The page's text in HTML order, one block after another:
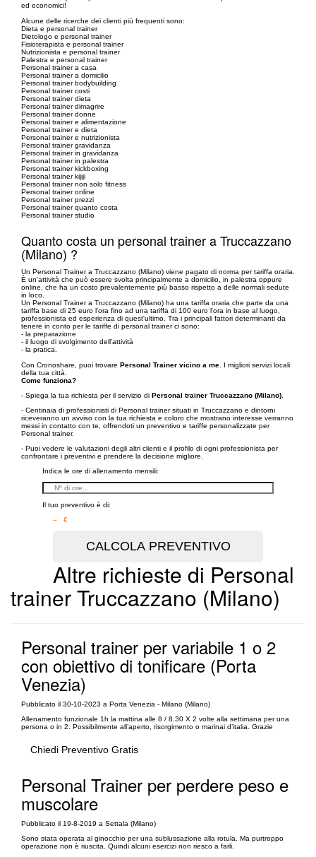
ed economici!
Alcune delle ricerche dei clienti più frequenti sono:
Dieta e personal trainer
Dietologo e personal trainer
Fisioterapista e personal trainer
Nutrizionista e personal trainer
Palestra e personal trainer
Personal trainer a casa
Personal trainer a domicilio
Personal trainer bodybuilding
Personal trainer costi
Personal trainer dieta
Personal trainer dimagrire
Personal trainer donne
Personal trainer e alimentazione
Personal trainer e dieta
Personal trainer e nutrizionista
Personal trainer gravidanza
Personal trainer in gravidanza
Personal trainer in palestra
Personal trainer kickboxing
Personal trainer kijiji
Personal trainer non solo fitness
Personal trainer online
Personal trainer prezzi
Personal trainer quanto costa
Personal trainer studio
Quanto costa un personal trainer a Truccazzano
(Milano) ?
Un Personal Trainer a Truccazzano (Milano) viene pagato di norma per tariffa oraria.
È un'attività che può essere svolta principalmente a domicilio, in palestra oppure
online, che ha un costo prevalentemente più basso rispetto a delle normali sedute
in loco.
Un Personal Trainer a Truccazzano (Milano) ha una tariffa oraria che parte da una
tariffa base di 25 euro l'ora fino ad una tariffa di 100 euro l'ora in base al luogo,
professionista ed esperienza di quest'ultimo. Tra i principali fattori determinanti da
tenere in conto per le tariffe di personal trainer ci sono:
- la preparazione
- il luogo di svolgimento dell’attività
- la pratica.
Con Cronoshare, puoi trovare Personal Trainer vicino a me . I migliori servizi locali
della tua città.
Come funziona?
- Spiega la tua richiesta per il servizio di Personal trainer Truccazzano (Milano)
- Centinaia di professionisti di Personal trainer situati in Truccazzano e dintorni
riceveranno un avviso con la tua richiesta e coloro che mostrano interesse verranno
messi in contatto con te, offrendoti un preventivo e tariffe personalizzate per
Personal trainer.
- Puoi vedere le valutazioni degli altri clienti e il profilo di ogni professionista per
confrontare i preventivi e prendere la decisione migliore.
Indica le ore di allenamento mensili:
Il tuo preventivo è di:
– €
Altre richieste di Personal
trainer Truccazzano (Milano)
Personal trainer per variabile 1 o 2
con obiettivo di tonificare (Porta
Venezia)
Pubblicato il 30-10-2023 a Porta Venezia - Milano (Milano)
Allenamento funzionale 1h la mattina alle 8 / 8.30 X 2 volte alla settimana per una
persona o in 2. Possibilmente all’aperto, risorgimento o marinai d’italia. Grazie
Chiedi Preventivo Gratis
Personal Trainer per perdere peso e
muscolare
Pubblicato il 19-8-2019 a Settala (Milano)
Sono stata operata al ginocchio per una sublussazione alla rotula. Ma purtroppo
operazione non è riuscita. Quindi alcuni esercizi non riesco a farli.